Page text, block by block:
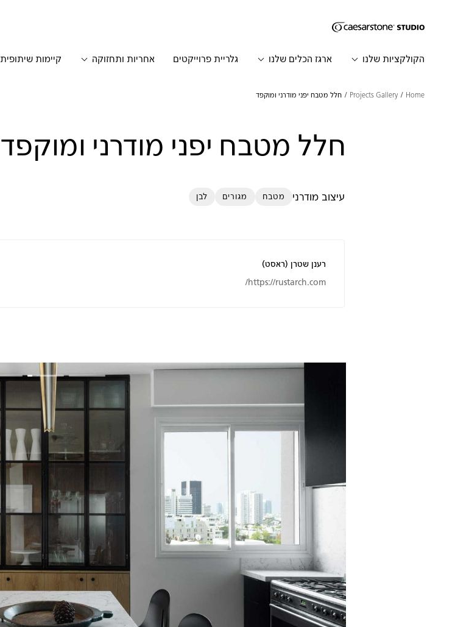
הקולקציות שלנו ארגז הכלים שלנו גלריית פרוייקטים אחריות ותחזוקה קיימות שיתופית
Home
Projects Gallery חלל מטבח יפני מודרני ומוקפד
חלל מטבח יפני מודרני ומוקפד
עיצוב מודרני מטבח מגורים לבן
רענן שטרן (ראסט)
https://rustarch.com/